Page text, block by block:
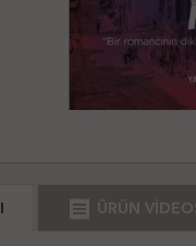
receipt ÜRÜN